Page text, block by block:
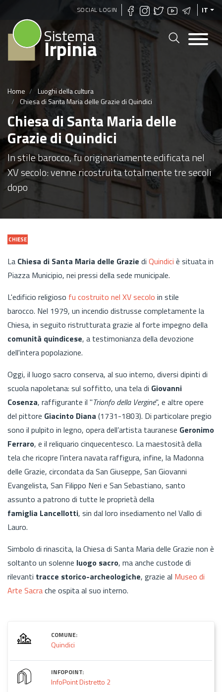
Salta
al
contenuto
principale
SOCIAL LOGIN IT
Sistema
Irpinia
Home
Luoghi della cultura
Chiesa di Santa Maria delle Grazie di Quindici
Chiesa di Santa Maria delle
Grazie di Quindici
In stile barocco, fu originariamente edificata nel
XV secolo: venne ricostruita totalmente tre secoli
dopo
CHIESE
La Chiesa di Santa Maria delle Grazie di Quindici è situata in
Piazza Municipio, nei pressi della sede municipale.
L'edificio religioso fu costruito nel XV secolo in stile
barocco. Nel 1979, un incendio distrusse completamente la
Chiesa, in seguito ristrutturata grazie al forte impegno della
comunità quindicese, a testimonianza della devozione
dell'intera popolazione.
Oggi, il luogo sacro conserva, al suo interno, diversi dipinti di
scuola napoletana: sul soffitto, una tela di Giovanni
Cosenza, raffigurante il "Trionfo della Vergine", e altre opere
del pittore Giacinto Diana (1731-1803). Di particolare pregio
sono il pulpito in legno, opera dell’artista tauranese Geronimo
Ferraro, e il reliquario cinquecentesco. La maestosità della
tela che ricopre l'intera navata raffigura, infine, la Madonna
delle Grazie, circondata da San Giuseppe, San Giovanni
Evangelista, San Filippo Neri e San Sebastiano, santo
assunto a patrono di tutte le proprietà della
famiglia Lancellotti, sin dal loro insediamento nel Vallo di
Lauro.
Simbolo di rinascita, la Chiesa di Santa Maria delle Grazie non è
soltanto un solenne luogo sacro, ma anche custode di
rilevanti tracce storico-archeologiche, grazie al Museo di
Arte Sacrache ospita al suo interno.
COMUNE:
Quindici
INFOPOINT:
InfoPoint Distretto 2